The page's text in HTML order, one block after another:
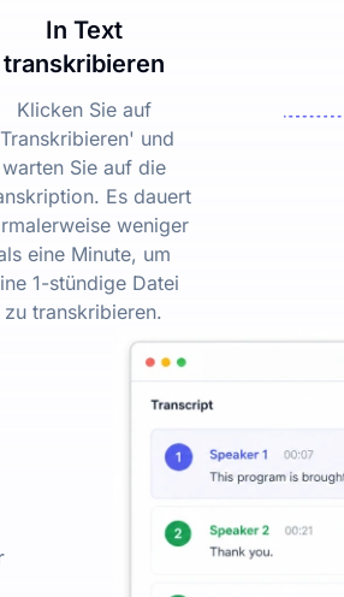
In Text
transkribieren
Klicken Sie auf
und
warten Sie auf die
Es dauert
weniger
eine Minute, um
1-stündige Datei
zu transkribieren.